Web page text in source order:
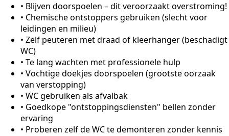
• Blijven doorspoelen – dit veroorzaakt overstroming!
• Chemische ontstoppers gebruiken (slecht voor
leidingen en milieu)
• Zelf peuteren met draad of kleerhanger (beschadigt
WC)
• Te lang wachten met professionele hulp
• Vochtige doekjes doorspoelen (grootste oorzaak
van verstopping)
• WC gebruiken als afvalbak
• Goedkope "ontstoppingsdiensten" bellen zonder
ervaring
• Proberen zelf de WC te demonteren zonder kennis